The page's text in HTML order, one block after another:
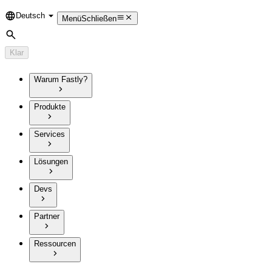
Language
Deutsch MenüSchließen
Suche
Klar
Warum Fastly?
Produkte
Services
Lösungen
Devs
Partner
Ressourcen